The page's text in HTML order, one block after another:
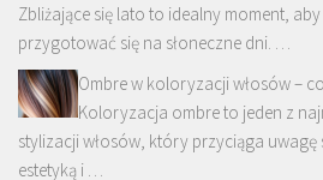
Zbliżające się lato to idealny moment,
przygotować się na słoneczne dni. …
Ombre w koloryzacji włosów –
Koloryzacja ombre to jeden z
stylizacji włosów, który przyciąga
estetyką i …